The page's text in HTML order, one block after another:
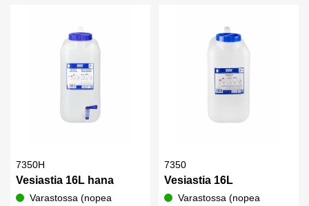
7350H
Vesiastia 16L hana
Varastossa (nopea
7350
Vesiastia 16L
Varastossa (nopea